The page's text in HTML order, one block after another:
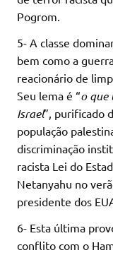
Pogrom.
5- A classe
bem como a
reacionário de
Seu lema é “o que
Israel”, purificado
população
discriminação
racista Lei do
Netanyahu no
presidente dos
6- Esta última
conflito com o